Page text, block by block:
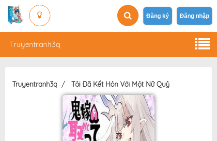
Đăng ký Đăng nhập
Truyentranh3q
Truyentranh3q Tôi Đã Kết Hôn Với Một Nữ Quỷ